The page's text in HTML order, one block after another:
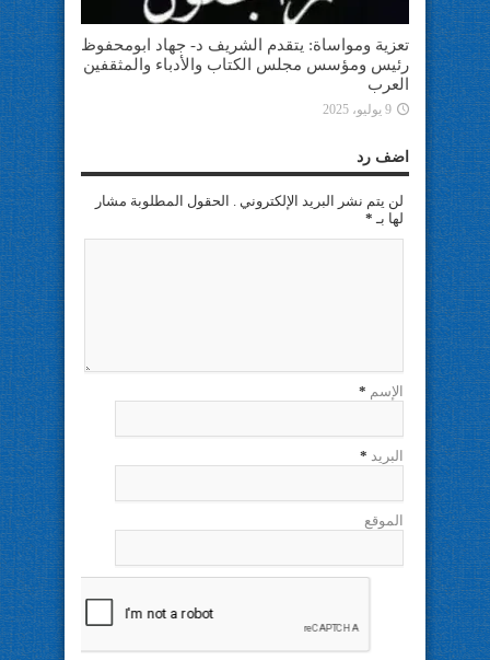
تعزية ومواساة: يتقدم الشريف د- جهاد ابومحفوظ
رئيس ومؤسس مجلس الكتاب والأدباء والمثقفين
العرب
9 يوليو، 2025
اضف رد
لن يتم نشر البريد الإلكتروني . الحقول المطلوبة مشار
لها بـ *
الإسم *
البريد *
الموقع